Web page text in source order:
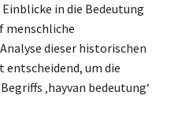
in die Bedeutung
menschliche
dieser historischen
um die
‚hayvan bedeutung‘